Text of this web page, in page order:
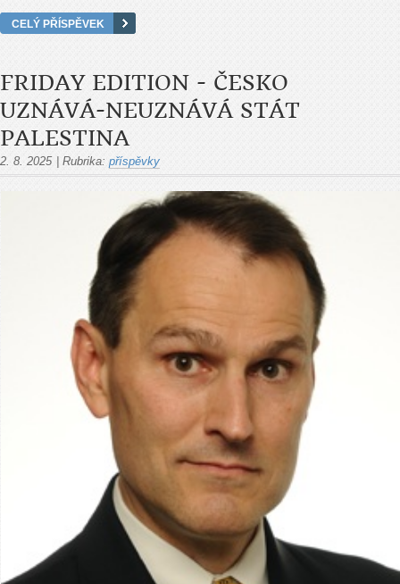
CELÝ PŘÍSPĚVEK
FRIDAY EDITION - ČESKO
UZNÁVÁ-NEUZNÁVÁ STÁT
PALESTINA
2. 8. 2025 Rubrika: příspěvky